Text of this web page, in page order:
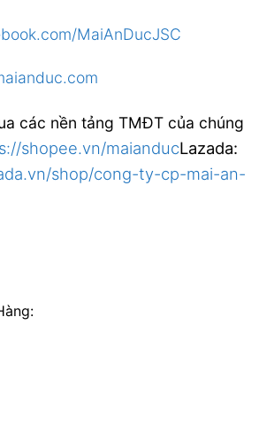
MaiAnDucJSC
các nền tảng TMĐT của chúng
shopee.vn/maianducLazada:
shop/cong-ty-cp-mai-an-